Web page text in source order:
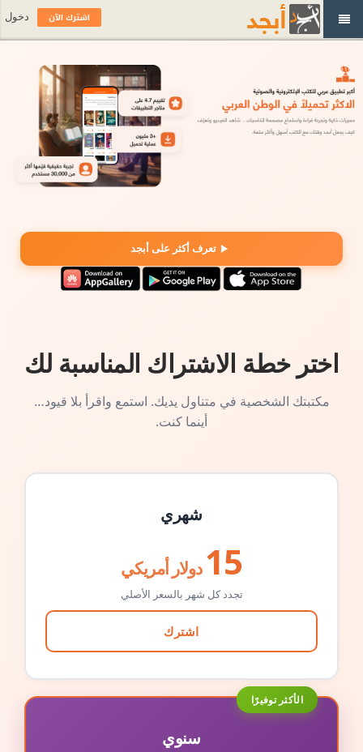
تعرف أكثر على أبجد
اختر خطة الاشتراك المناسبة لك
مكتبتك الشخصية في متناول يديك. استمع واقرأ بلا قيود…
أينما كنت.
شهري
15 دولار أمريكي
تجدد كل شهر بالسعر الأصلي
اشترك
الأكثر توفيرًا
سنوي
اشترك الآن دخول